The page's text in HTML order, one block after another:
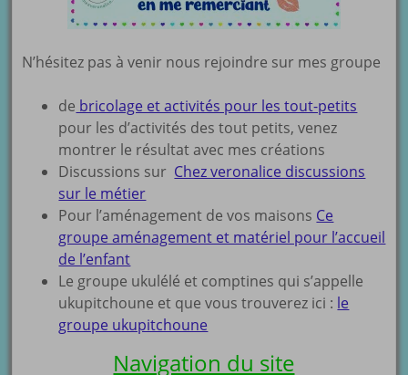
N’hésitez pas à venir nous rejoindre sur mes groupe
de bricolage et activités pour les tout-petits
pour les d’activités des tout petits, venez
montrer le résultat avec mes créations
Discussions sur Chez veronalice discussions
sur le métier
Pour l’aménagement de vos maisons Ce
groupe aménagement et matériel pour l’accueil
de l’enfant
Le groupe ukulélé et comptines qui s’appelle
ukupitchoune et que vous trouverez ici : le
groupe ukupitchoune
Navigation du site